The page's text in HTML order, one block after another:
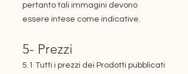
pertanto tali immagini devono
essere intese come indicative.
5- Prezzi
5.1 Tutti i prezzi dei Prodotti pubblicati